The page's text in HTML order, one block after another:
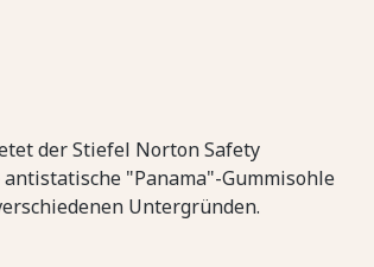
der Stiefel Norton Safety
"Panama"-Gummisohle
Untergründen.